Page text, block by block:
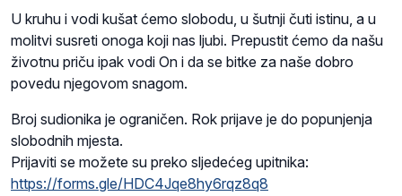
U kruhu i vodi kušat ćemo slobodu, u šutnji čuti istinu, a u
molitvi susreti onoga koji nas ljubi. Prepustit ćemo da našu
životnu priču ipak vodi On i da se bitke za naše dobro
povedu njegovom snagom.
Broj sudionika je ograničen. Rok prijave je do popunjenja
slobodnih mjesta.
Prijaviti se možete su preko sljedećeg upitnika:
https://forms.gle/HDC4Jqe8hy6rqz8q8